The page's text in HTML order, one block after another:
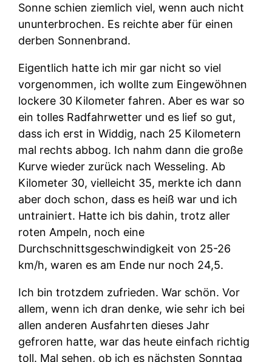
Sonne schien ziemlich viel, wenn auch nicht
ununterbrochen. Es reichte aber für einen
derben Sonnenbrand.
Eigentlich hatte ich mir gar nicht so viel
vorgenommen, ich wollte zum Eingewöhnen
lockere 30 Kilometer fahren. Aber es war so
ein tolles Radfahrwetter und es lief so gut,
dass ich erst in Widdig, nach 25 Kilometern
mal rechts abbog. Ich nahm dann die große
Kurve wieder zurück nach Wesseling. Ab
Kilometer 30, vielleicht 35, merkte ich dann
aber doch schon, dass es heiß war und ich
untrainiert. Hatte ich bis dahin, trotz aller
roten Ampeln, noch eine
Durchschnittsgeschwindigkeit von 25-26
km/h, waren es am Ende nur noch 24,5.
Ich bin trotzdem zufrieden. War schön. Vor
allem, wenn ich dran denke, wie sehr ich bei
allen anderen Ausfahrten dieses Jahr
gefroren hatte, war das heute einfach richtig
toll. Mal sehen, ob ich es nächsten Sonntag